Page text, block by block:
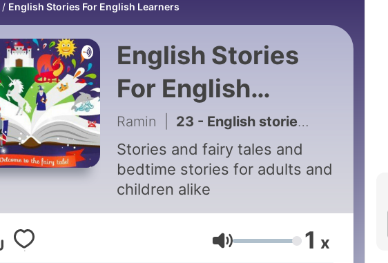
English Stories For English Learners
English Stories
For English
Learners de
Ramin
Ramin 23 - English stories for English learners, TPRS method
Stories and fairy tales and
bedtime stories for adults and
children alike
Volume 1 x